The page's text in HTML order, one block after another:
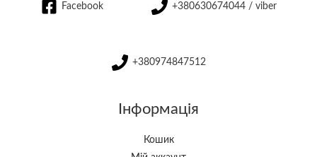
Facebook +380630674044 / viber
+380974847512
Інформація
Кошик